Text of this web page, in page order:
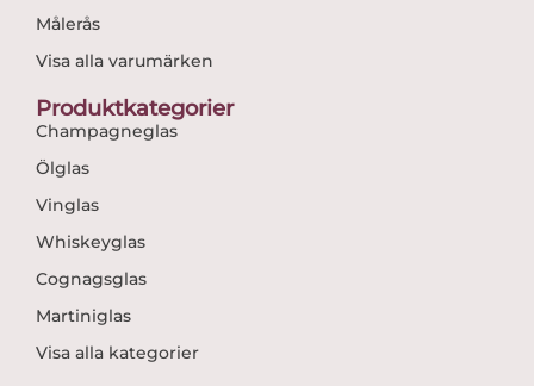
Målerås
Visa alla varumärken
Produktkategorier
Champagneglas
Ölglas
Vinglas
Whiskeyglas
Cognagsglas
Martiniglas
Visa alla kategorier